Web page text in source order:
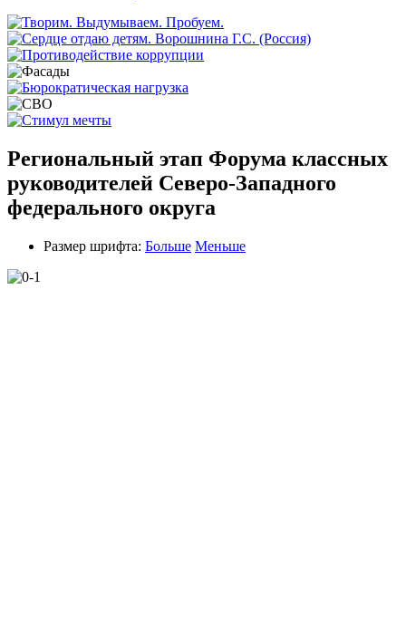
Региональный этап Форума классных
руководителей Северо-Западного
федерального округа
Размер шрифта: Больше Меньше